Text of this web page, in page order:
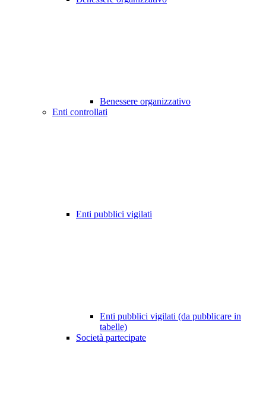
Benessere organizzativo
Enti controllati
Enti pubblici vigilati
Enti pubblici vigilati (da pubblicare in
tabelle)
Società partecipate